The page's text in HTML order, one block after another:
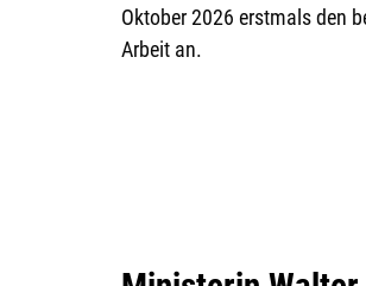
Oktober 2026 erstmals den
Arbeit an.